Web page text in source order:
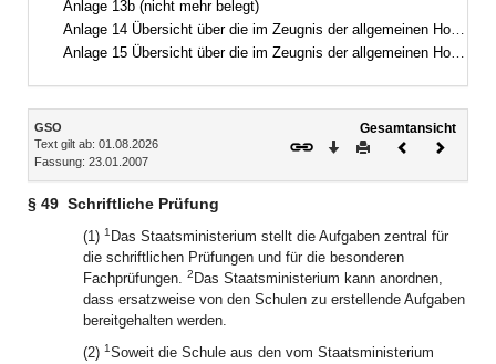
Anlage 13b (nicht mehr belegt)
Anlage 14 Übersicht über die im Zeugnis der allgemeinen Hochschulreife für andere Bewerberinnen und Bewerber erreichbare Höchstzahl von Punkten
Anlage 15 Übersicht über die im Zeugnis der allgemeinen Hochschulreife für andere Bewerberinnen und Bewerber für Schülerinnen und Schüler staatlich genehmigter Ersatzschulen erreichbare Höchstzahl von Punkten, wenn von der Ersetzungsmöglichkeit nach § 64 Abs. 2 Gebrauch gemacht wird
Inhalt
GSO
Text gilt ab: 01.08.2026
Fassung: 23.01.2007
Gesamtansicht
Download
DruckenVorheriges
§ 49 Schriftliche Prüfung
(1) 1 Das Staatsministerium stellt die Aufgaben zentral für
die schriftlichen Prüfungen und für die besonderen
Fachprüfungen. 2 Das Staatsministerium kann anordnen,
dass ersatzweise von den Schulen zu erstellende Aufgaben
bereitgehalten werden.
(2) 1Soweit die Schule aus den vom Staatsministerium